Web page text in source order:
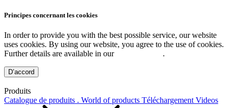
Principes concernant les cookies
In order to provide you with the best possible service, our website
uses cookies. By using our website, you agree to the use of cookies.
Further details are available in our
.
D’accord
Produits
Catalogue de produits . World of products Téléchargement Videos